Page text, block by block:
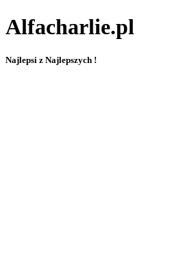
Alfacharlie.pl
Najlepsi z Najlepszych !